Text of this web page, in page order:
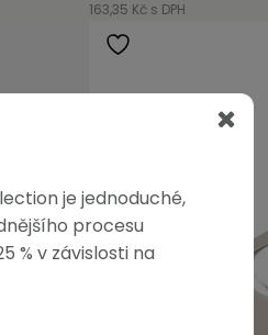
163,35 Kč s DPH
je jednoduché,
procesu
% v závislosti na